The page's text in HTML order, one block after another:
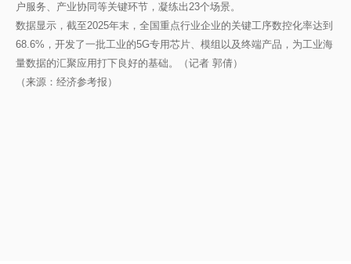
户服务、产业协同等关键环节，凝练出23个场景。
数据显示，截至2025年末，全国重点行业企业的关键工序数控化率达到
68.6%，开发了一批工业的5G专用芯片、模组以及终端产品，为工业海
量数据的汇聚应用打下良好的基础。（记者 郭倩）
（来源：经济参考报）